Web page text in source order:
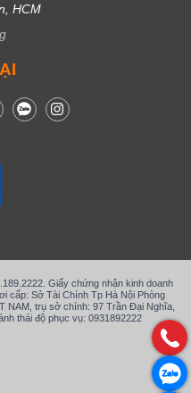
HCM
Giấy chứng nhận kinh doanh
cấp: Sở Tài Chính Tp Hà Nội Phòng
NAM, trụ sở chính: 97 Trần Đại Nghĩa,
thái độ phục vụ: 0931892222